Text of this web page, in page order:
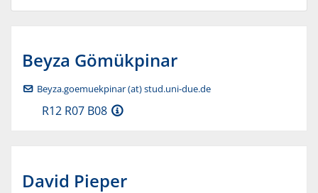
Beyza Gömükpinar
Beyza.goemuekpinar (at) stud.uni-due.de
R12 R07 B08
David Pieper